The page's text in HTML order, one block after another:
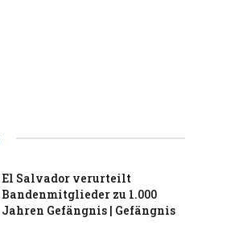
El Salvador verurteilt
Bandenmitglieder zu 1.000
Jahren Gefängnis | Gefängnis